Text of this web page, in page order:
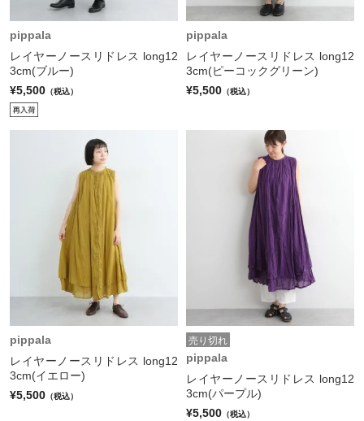
pippala
レイヤーノースリドレス long12
3cm(ブルー)
¥5,500 （税込）
pippala
レイヤーノースリドレス long12
3cm(ピーコックグリーン)
¥5,500 （税込）
pippala
レイヤーノースリドレス long12
3cm(イエロー)
¥5,500 （税込）
売り切れ
pippala
レイヤーノースリドレス long12
3cm(パープル)
¥5,500 （税込）